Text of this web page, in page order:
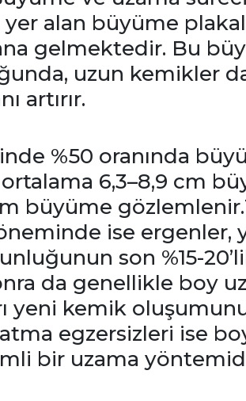
alan büyüme
gelmektedir. Bu
uzun kemikler
artırır.
%50 oranında
6,3–8,9 cm
büyüme
ise ergenler,
son %15-
da genellikle boy
yeni kemik
egzersizleri ise
bir uzama